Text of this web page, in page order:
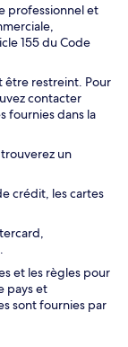
professionnel et
155 du Code
être restreint. Pour
contacter
fournies dans la
un
crédit, les cartes
et les règles pour
pays et
sont fournies par